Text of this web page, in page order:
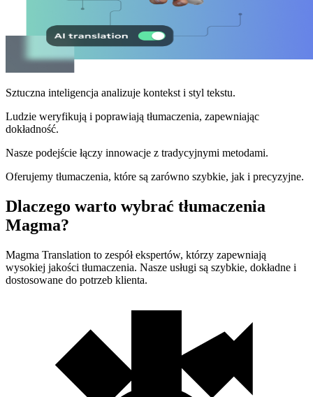
Sztuczna inteligencja analizuje kontekst i styl tekstu.
Ludzie weryfikują i poprawiają tłumaczenia, zapewniając
dokładność.
Nasze podejście łączy innowacje z tradycyjnymi metodami.
Oferujemy tłumaczenia, które są zarówno szybkie, jak i precyzyjne.
Dlaczego warto wybrać tłumaczenia
Magma?
Magma Translation to zespół ekspertów, którzy zapewniają
wysokiej jakości tłumaczenia. Nasze usługi są szybkie, dokładne i
dostosowane do potrzeb klienta.